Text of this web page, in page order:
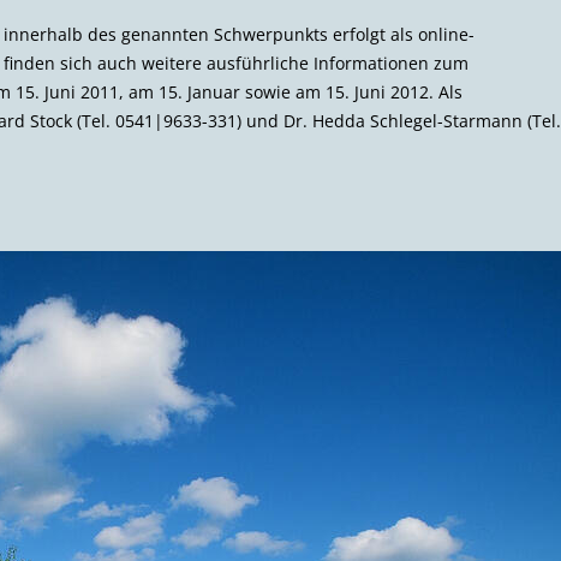
des genannten Schwerpunkts erfolgt als online-
finden sich auch weitere ausführliche Informationen zum
Juni 2011, am 15. Januar sowie am 15. Juni 2012. Als
Stock (Tel. 0541|9633-331) und Dr. Hedda Schlegel-Starmann (Tel.